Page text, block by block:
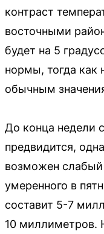
контраст
восточными
будет на 5
нормы, тогда как
обычным
До конца недели
предвидится,
возможен слабый
умеренного в
составит 5-7
10 миллиметров.